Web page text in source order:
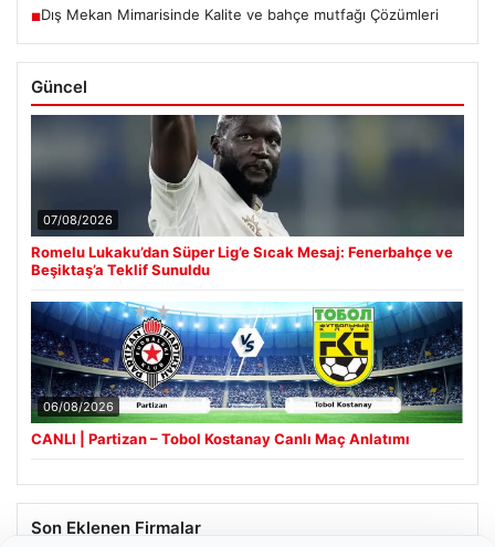
■Dış Mekan Mimarisinde Kalite ve bahçe mutfağı Çözümleri
Güncel
07/08/2026
Romelu Lukaku’dan Süper Lig’e Sıcak Mesaj: Fenerbahçe ve
Beşiktaş’a Teklif Sunuldu
06/08/2026
CANLI | Partizan – Tobol Kostanay Canlı Maç Anlatımı
Son Eklenen Firmalar